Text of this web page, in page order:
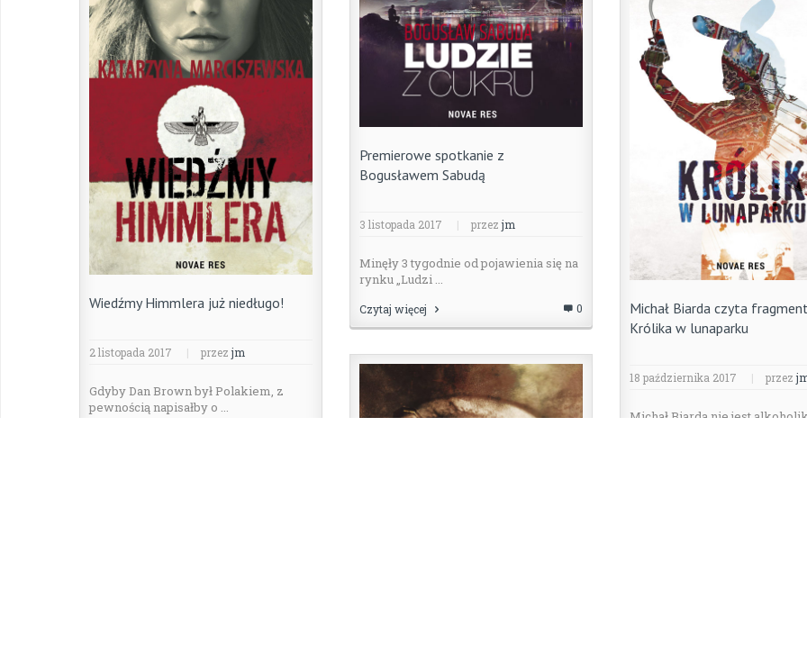
Premierowe spotkanie z
Bogusławem Sabudą
3 listopada 2017 | przez jm
Minęły 3 tygodnie od pojawienia się na
rynku „Ludzi ...
Czytaj więcej 0
Wiedźmy Himmlera już niedługo!
2 listopada 2017 | przez jm
Gdyby Dan Brown był Polakiem, z
pewnością napisałby o ...
Michał Biarda czyta
Królika w lunaparku
18 października 2017 | przez
Michał Biarda nie jest